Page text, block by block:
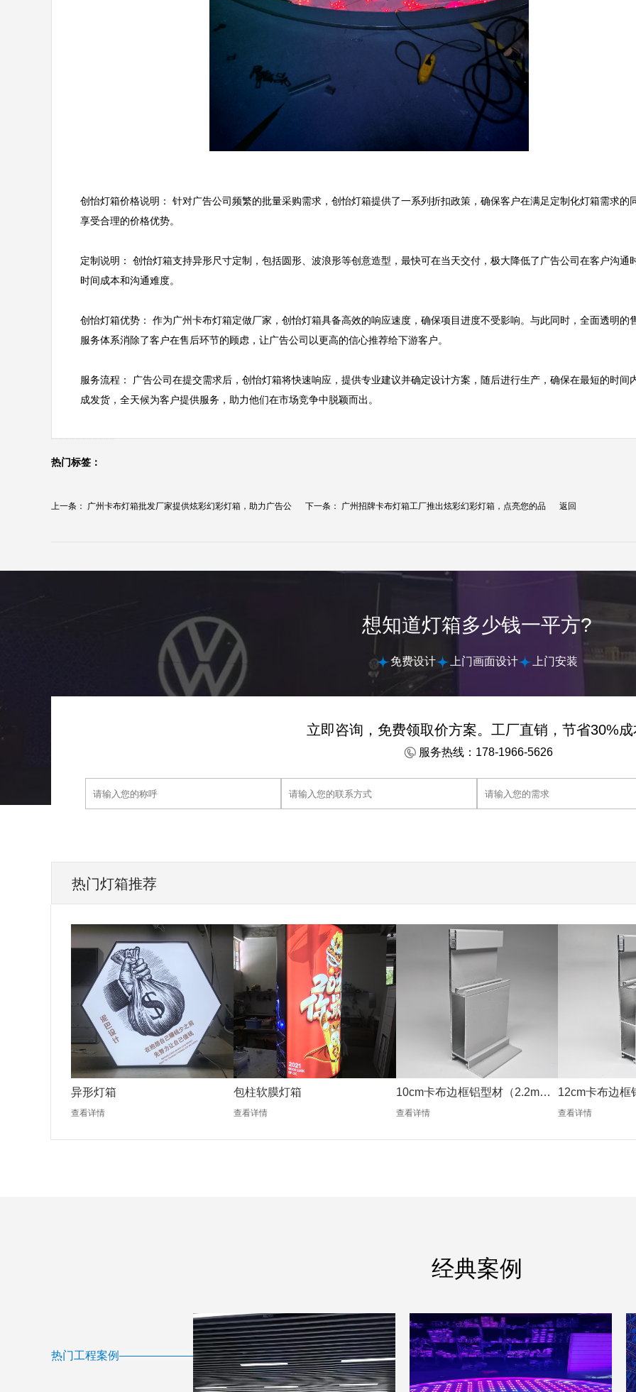
创怡灯箱价格说明： 针对广告公司频繁的批量采购需求，创怡灯箱提供了一系列折扣政策，确保客户在满足定制化灯箱需求的
享受合理的价格优势。
定制说明： 创怡灯箱支持异形尺寸定制，包括圆形、波浪形等创意造型，最快可在当天交付，极大降低了广告公司在客户沟通
时间成本和沟通难度。
创怡灯箱优势： 作为广州卡布灯箱定做厂家，创怡灯箱具备高效的响应速度，确保项目进度不受影响。与此同时，全面透明的
服务体系消除了客户在售后环节的顾虑，让广告公司以更高的信心推荐给下游客户。
服务流程： 广告公司在提交需求后，创怡灯箱将快速响应，提供专业建议并确定设计方案，随后进行生产，确保在最短的时间
成发货，全天候为客户提供服务，助力他们在市场竞争中脱颖而出。
热门标签：
上一条： 广州卡布灯箱批发厂家提供炫彩幻彩灯箱，助力广告公
下一条： 广州招牌卡布灯箱工厂推出炫彩幻彩灯箱，点亮您的品
返回
想知道灯箱多少钱一平方?
免费设计 上门画面设计 上门安装
立即咨询，免费领取价方案。工厂直销，节省30%成
服务热线：178-1966-5626
热门灯箱推荐
异形灯箱
查看详情
包柱软膜灯箱
查看详情
10cm卡布边框铝型材（2.2mm
银色）
查看详情
12cm卡布边框
银色）
查看详情
经典案例
热门工程案例